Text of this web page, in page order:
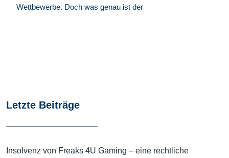
Wettbewerbe. Doch was genau ist der
Letzte Beiträge
Insolvenz von Freaks 4U Gaming – eine rechtliche